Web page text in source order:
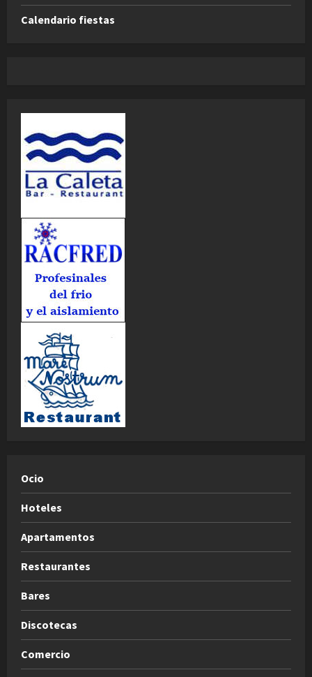
Calendario fiestas
Ocio
Hoteles
Apartamentos
Restaurantes
Bares
Discotecas
Comercio